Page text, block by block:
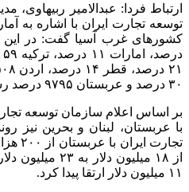
ارتباط فردا: عبدالامیر ربیهاوی،
توسعه تجارت ایران با اشاره به آمار
۳۰ درصد و عربستان
۹۷۹۵ درصد
بر اساس اعلام سازمان توسعه
با عربستان، لبنان و بحرین نیز
۱۱ میلیون دلار ارتقا پیدا کرد.